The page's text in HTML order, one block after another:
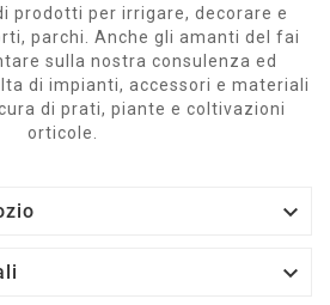
prodotti per irrigare, decorare e
parchi. Anche gli amanti del fai
sulla nostra consulenza ed
di impianti, accessori e materiali
di prati, piante e coltivazioni
orticole.

